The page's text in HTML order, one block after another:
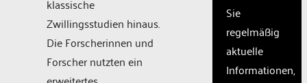
klassische
Zwillingsstudien hinaus.
Die Forscherinnen und
Forscher nutzten ein
CMP
to add
content
Sie
regelmäßig
aktuelle
Informationen,